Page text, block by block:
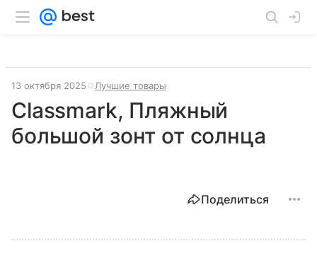
13 октября 2025 Лучшие товары
Classmark, Пляжный
большой зонт от солнца
Поделиться